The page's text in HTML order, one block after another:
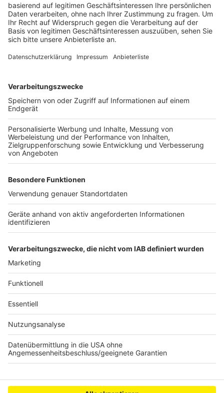
Rolle.
Nach Angaben des Rhein-Erft-Kreises gibt es für das
FSJ 450 Euro Taschengeld im Monat,
das Jahr als Wartezeit für ein Studium angerechnet.
Interessierte können sich per E-Mail an
engelbert.schmitz@rhein-erft-kreis.de bewerben.
Anzeige
Weitere Themen von Rhein und Erft
Anzeige
REVG erweitert Einsatz von Bodycams
Rhein-Erft-Kreis startet Katretter-App
Verbesserungen im Hürther Tierheim
Anzeige
Anzeige